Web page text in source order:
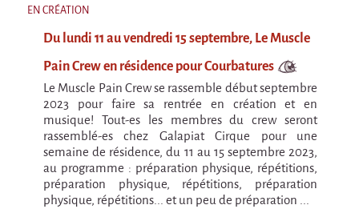
Mad in Finland
Préviens les autres
Sans-culotte
Sans-Culotte
En création
Espèce d'idiot
Il va pleuvoir
EN CRÉATION
Du lundi 11 au vendredi 15 septembre, Le Muscle
Pain Crew en résidence pour Courbatures
Le Muscle Pain Crew se rassemble début septembre
2023 pour faire sa rentrée en création et en
musique! Tout-es les membres du crew seront
rassemblé-es chez Galapiat Cirque pour une
semaine de résidence, du 11 au 15 septembre 2023,
au programme : préparation physique, répétitions,
préparation physique, répétitions, préparation
physique, répétitions... et un peu de préparation ...